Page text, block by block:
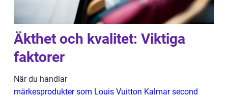
Äkthet och kvalitet: Viktiga
faktorer
När du handlar
märkesprodukter som Louis Vuitton Kalmar second